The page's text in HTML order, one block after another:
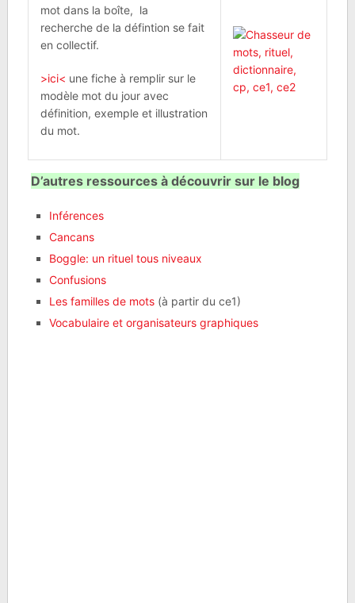
mot dans la boîte, la
recherche de la défintion se fait
en collectif.
>ici< une fiche à remplir sur le
modèle mot du jour avec
définition, exemple et illustration
du mot.
D’autres ressources à découvrir sur le blog
Inférences
Cancans
Boggle: un rituel tous niveaux
Confusions
Les familles de mots(à partir du ce1)
Vocabulaire et organisateurs graphiques